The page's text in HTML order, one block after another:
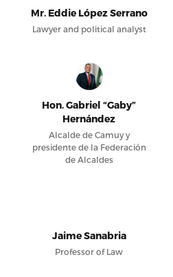
Mr. Eddie López Serrano
Lawyer and political analyst
Hon. Gabriel “Gaby”
Hernández
Alcalde de Camuy y
presidente de la Federación
de Alcaldes
Jaime Sanabria
Professor of Law